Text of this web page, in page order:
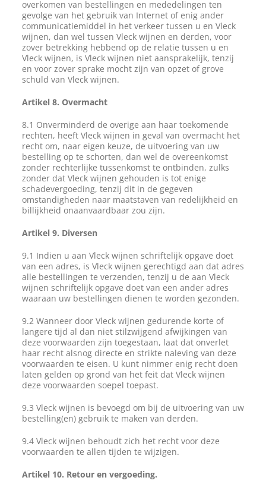
overkomen van bestellingen en mededelingen ten
gevolge van het gebruik van Internet of enig ander
communicatiemiddel in het verkeer tussen u en Vleck
wijnen, dan wel tussen Vleck wijnen en derden, voor
zover betrekking hebbend op de relatie tussen u en
Vleck wijnen, is Vleck wijnen niet aansprakelijk, tenzij
en voor zover sprake mocht zijn van opzet of grove
schuld van Vleck wijnen.
Artikel 8. Overmacht
8.1 Onverminderd de overige aan haar toekomende
rechten, heeft Vleck wijnen in geval van overmacht het
recht om, naar eigen keuze, de uitvoering van uw
bestelling op te schorten, dan wel de overeenkomst
zonder rechterlijke tussenkomst te ontbinden, zulks
zonder dat Vleck wijnen gehouden is tot enige
schadevergoeding, tenzij dit in de gegeven
omstandigheden naar maatstaven van redelijkheid en
billijkheid onaanvaardbaar zou zijn.
Artikel 9. Diversen
9.1 Indien u aan Vleck wijnen schriftelijk opgave doet
van een adres, is Vleck wijnen gerechtigd aan dat adres
alle bestellingen te verzenden, tenzij u de aan Vleck
wijnen schriftelijk opgave doet van een ander adres
waaraan uw bestellingen dienen te worden gezonden.
9.2 Wanneer door Vleck wijnen gedurende korte of
langere tijd al dan niet stilzwijgend afwijkingen van
deze voorwaarden zijn toegestaan, laat dat onverlet
haar recht alsnog directe en strikte naleving van deze
voorwaarden te eisen. U kunt nimmer enig recht doen
laten gelden op grond van het feit dat Vleck wijnen
deze voorwaarden soepel toepast.
9.3 Vleck wijnen is bevoegd om bij de uitvoering van uw
bestelling(en) gebruik te maken van derden.
9.4 Vleck wijnen behoudt zich het recht voor deze
voorwaarden te allen tijden te wijzigen.
Artikel 10. Retour en vergoeding.